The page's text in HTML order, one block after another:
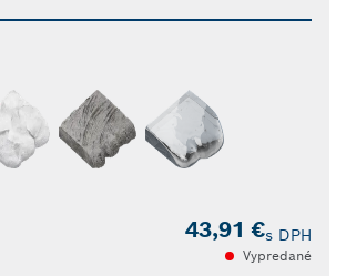
43,91 €s DPH
Vypredané